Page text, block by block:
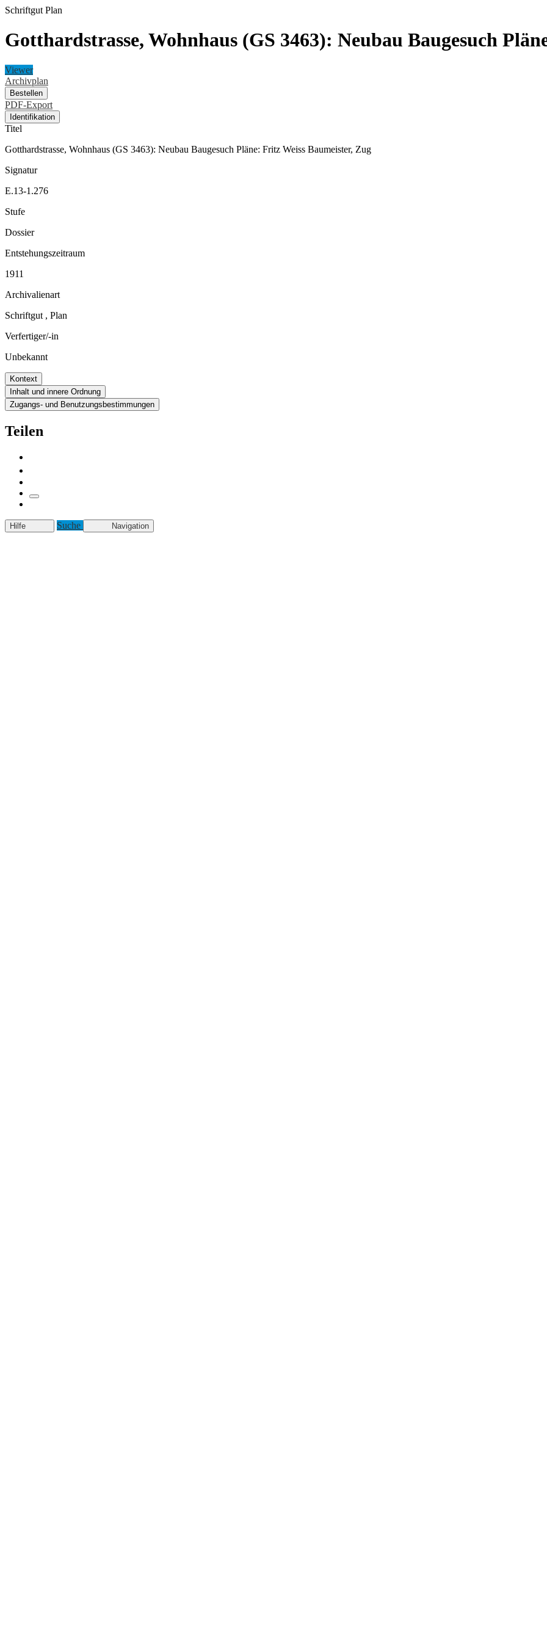
Schriftgut Plan
Gotthardstrasse, Wohnhaus (GS 3463): Neubau Baugesuch
Viewer
Archivplan
Bestellen
PDF-Export
Identifikation
Titel
Gotthardstrasse, Wohnhaus (GS 3463): Neubau Baugesuch Pläne: Fritz Weiss Baumeister, Zug
Signatur
E.13-1.276
Stufe
Dossier
Entstehungszeitraum
1911
Archivalienart
Schriftgut , Plan
Verfertiger/-in
Unbekannt
Kontext
Inhalt und innere Ordnung
Zugangs- und Benutzungsbestimmungen
Teilen
Hilfe Suche Navigation